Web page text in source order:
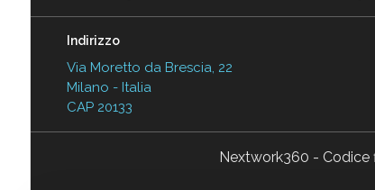
Indirizzo
Via Moretto da Brescia, 22
Milano - Italia
CAP 20133
Nextwork360 - Codice